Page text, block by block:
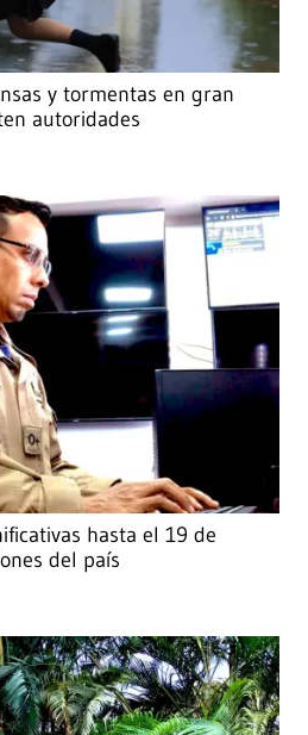
y tormentas en gran
autoridades
hasta el 19 de
del país